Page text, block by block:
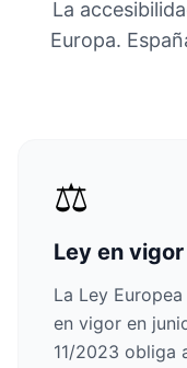
La
Europa.
⚖️
Ley en vigor
La Ley
en vigor en
11/2023 obliga